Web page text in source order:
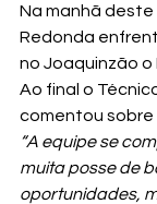
Na manhã deste
Redonda
no Joaquinzão o
Ao final o
comentou sobre
“A equipe se
muita posse de
oportunidades,